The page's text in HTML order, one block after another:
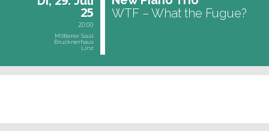
25
20:00
Mittlerer Saal
Brucknerhaus
Linz
WTF – What the Fugue?